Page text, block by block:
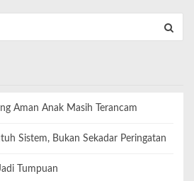
Aman Anak Masih Terancam
Sistem, Bukan Sekadar Peringatan
Tumpuan